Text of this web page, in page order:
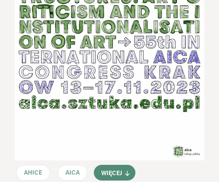
AHICE AICA WIĘCEJ